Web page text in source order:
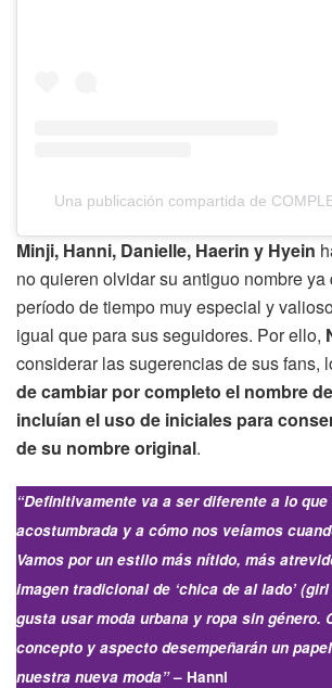
Una publicación compartida de
Minji, Hanni, Danielle, Haerin y Hyein
no quieren olvidar su antiguo nombre ya
período de tiempo muy especial y
igual que para sus seguidores. Por ello,
considerar las sugerencias de sus fans,
de cambiar por completo el nombre
incluían el uso de iniciales para
de su nombre original.
“Definitivamente va a ser diferente a lo
acostumbrada y a cómo nos veíamos
Vamos por un estilo más nítido, más
imagen tradicional de ‘chica de al lado’
gusta usar moda urbana y ropa sin género.
concepto y aspecto desempeñarán un
nuestra nueva moda”– Hanni